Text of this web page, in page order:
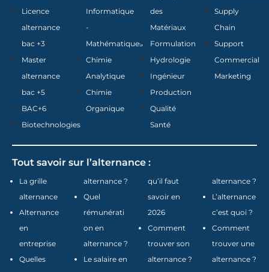
Licence
alternance
bac +3
Master
alternance
bac +5
BAC+6
Biotechnologies
Informatique
-
Mathématiques
Chimie
Analytique
Chimie
Organique
des
Matériaux
Formulation
Hydrologie
Ingénieur
Production
Qualité
Santé
Supply
Chain
Support
Commercial
Marketing
Tout savoir sur l’alternance :
La grille
alternance
Alternance
en
entreprise
Quelles
alternance ?
Quel
rémunérati
on en
alternance ?
Le salaire en
qu’il faut
savoir en
2026
Comment
trouver son
alternance ?
alternance ?
L’alternance
c’est quoi ?
Comment
trouver une
alternance ?